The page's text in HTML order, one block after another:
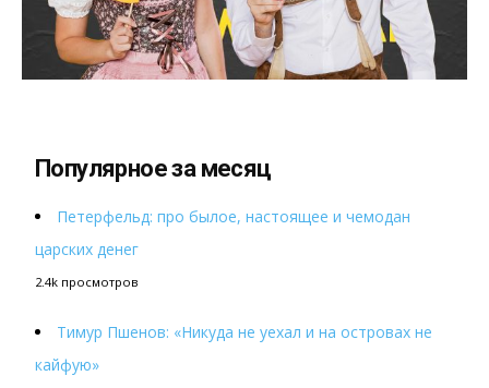
Популярное за месяц
Петерфельд: про былое, настоящее и чемодан
царских денег
2.4k просмотров
Тимур Пшенов: «Никуда не уехал и на островах не
кайфую»